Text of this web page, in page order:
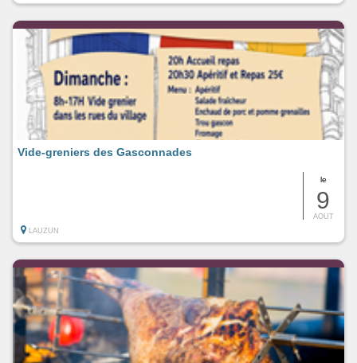
le
9
AOUT
Vide-greniers des Gasconnades
LAUZUN